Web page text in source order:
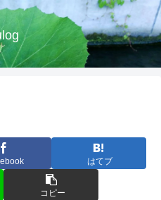
はてブ
コピー